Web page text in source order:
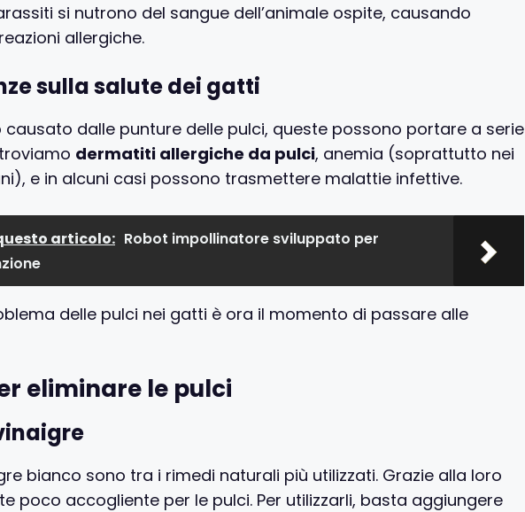
si nutrono del sangue dell’animale ospite, causando
allergiche.
sulla salute dei gatti
dalle punture delle pulci, queste possono portare a serie
dermatiti allergiche da pulci, anemia (soprattutto nei
e in alcuni casi possono trasmettere malattie infettive.
articolo: Robot impollinatore sviluppato per
delle pulci nei gatti è ora il momento di passare alle
eliminare le pulci
bianco sono tra i rimedi naturali più utilizzati. Grazie alla loro
poco accogliente per le pulci. Per utilizzarli, basta aggiungere